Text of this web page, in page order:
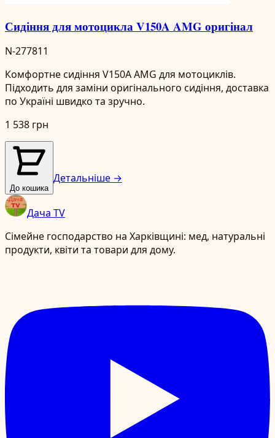
Сидіння для мотоцикла V150A AMG оригінал
N-277811
Комфортне сидіння V150A AMG для мотоциклів.
Підходить для заміни оригінального сидіння, доставка
по Україні швидко та зручно.
1 538 грн
До кошика
Детальніше →
Дача TV
Сімейне господарство на Харківщині: мед, натуральні
продукти, квіти та товари для дому.